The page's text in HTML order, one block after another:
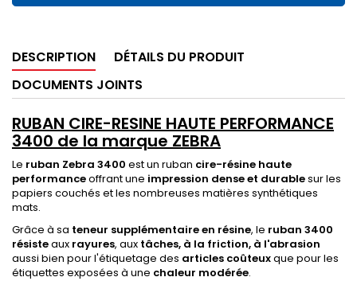
DESCRIPTION
DÉTAILS DU PRODUIT
DOCUMENTS JOINTS
RUBAN CIRE-RESINE HAUTE PERFORMANCE
3400 de la marque ZEBRA
Le ruban Zebra 3400 est un ruban cire-résine haute
performanceoffrant une impression dense et durablesur les
papiers couchés et les nombreuses matières synthétiques
mats.
Grâce à sa teneur supplémentaire en résine, le ruban 3400
résisteaux rayures, aux tâches, à la friction, à l'abrasion
aussi bien pour l'étiquetage des articles coûteuxque pour les
étiquettes exposées à une chaleur modérée.